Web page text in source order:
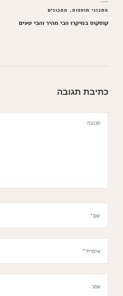
מתכוני תוספות מתכונים
קוסקוס במיקרו הכי מהיר והכי טעים
כתיבת תגובה